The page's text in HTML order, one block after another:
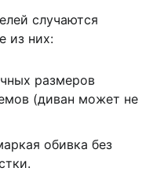
случаются
из них:
размеров
(диван может не
обивка без